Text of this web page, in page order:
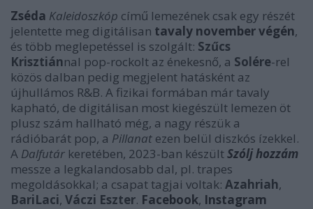
Zséda Kaleidoszkóp című lemezének csak egy részét
jelentette meg digitálisan tavaly november végén,
és több meglepetéssel is szolgált: Szűcs
Krisztiánnal pop-rockolt az énekesnő, a Solére-rel
közös dalban pedig megjelent hatásként az
újhullámos R&B. A fizikai formában már tavaly
kapható, de digitálisan most kiegészült lemezen öt
plusz szám hallható még, a nagy részük a
rádióbarát pop, a Pillanat ezen belül diszkós ízekkel.
A Dalfutár keretében, 2023-ban készültSzólj hozzám
messze a legkalandosabb dal, pl. trapes
megoldásokkal; a csapat tagjai voltak: Azahriah,
BariLaci, Váczi Eszter. Facebook, Instagram